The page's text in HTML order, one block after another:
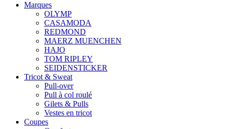
Marques
OLYMP
CASAMODA
REDMOND
MAERZ MUENCHEN
HAJO
TOM RIPLEY
SEIDENSTICKER
Tricot & Sweat
Pull-over
Pull à col roulé
Gilets & Pulls
Vestes en tricot
Coupes